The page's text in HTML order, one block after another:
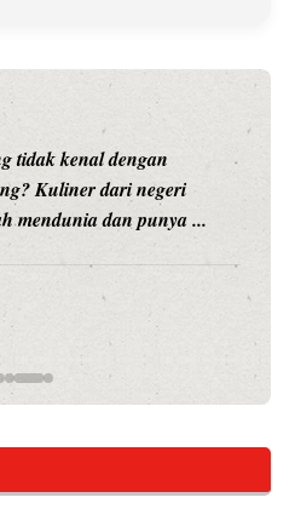
sangka, dua nama besar di
Srimulat dan Vicky Prasetyo, kini
kuliner dengan ...
Srimulat & Vicky Prasetyo Buka
Mami Bikin Nagih!